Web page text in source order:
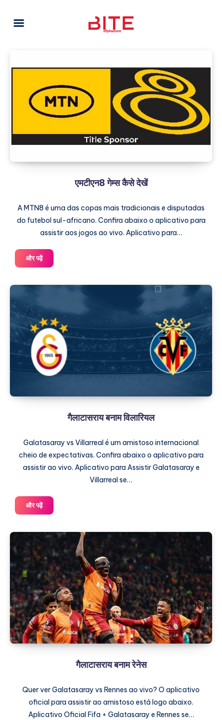
एमटीएन8 गेम्स कैसे देखें
A MTN8 é uma das copas mais tradicionais e disputadas
do futebol sul-africano. Confira abaixo o aplicativo para
assistir aos jogos ao vivo. Aplicativo para…
और पढ़ेंएमटीएन8
गेम्स
गैलाटासराय बनाम विलारियल
Galatasaray vs Villarreal é um amistoso internacional
cheio de expectativas. Confira abaixo o aplicativo para
assistir ao vivo. Aplicativo para Assistir Galatasaray e
Villarreal se…
और पढ़ेंगैलाटासराय
बनाम
गैलाटासराय बनाम रेनेस
Quer ver Galatasaray vs Rennes ao vivo? O aplicativo
oficial para assistir ao amistoso está logo abaixo.
Aplicativo Oficial Fifa + Galatasaray e Rennes se…